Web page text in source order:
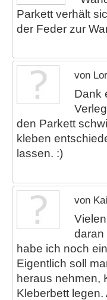
Parkett verhält
der Feder zur
von
Dank
den Parkett
kleben
lassen. :)
von
daran
habe ich noch
Eigentlich soll
heraus nehmen,
Kleberbett